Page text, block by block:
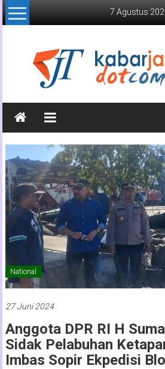
Lompat
ke
7 Agustus
Kabar
Jawa
Timur
Media
Online
Jawa
Timur
National
27 Juni 2024
Anggota DPR RI H
Sidak Pelabuhan
Imbas Sopir Ekpedisi